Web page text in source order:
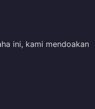
ini, kami mendoakan